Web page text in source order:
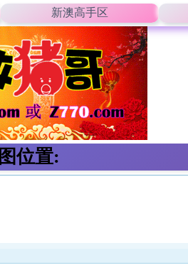
新澳高手区
位置: